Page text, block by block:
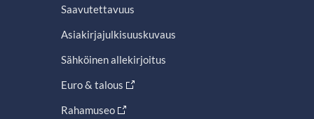
Saavutettavuus
Asiakirjajulkisuuskuvaus
Sähköinen allekirjoitus
Euro & talous
Rahamuseo